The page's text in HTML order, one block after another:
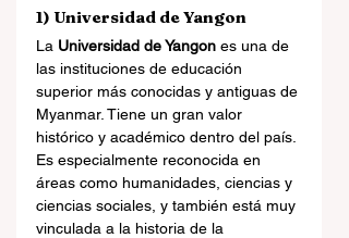
1) Universidad de Yangon
La Universidad de Yangon es una de
las instituciones de educación
superior más conocidas y antiguas de
Myanmar. Tiene un gran valor
histórico y académico dentro del país.
Es especialmente reconocida en
áreas como humanidades, ciencias y
ciencias sociales, y también está muy
vinculada a la historia de la